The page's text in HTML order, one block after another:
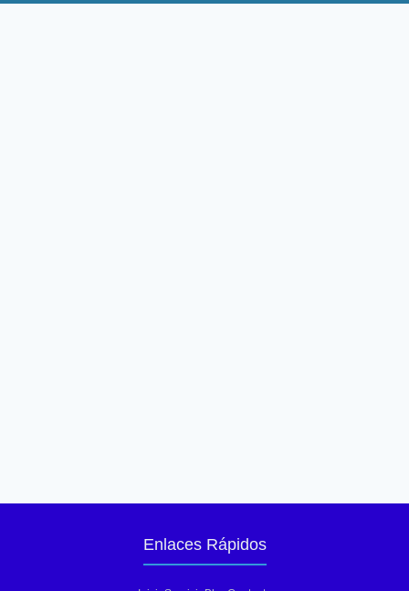
Enlaces Rápidos